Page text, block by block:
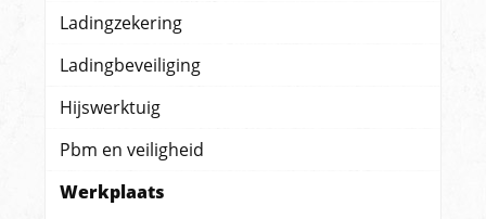
Ladingzekering
Ladingbeveiliging
Hijswerktuig
Pbm en veiligheid
Werkplaats